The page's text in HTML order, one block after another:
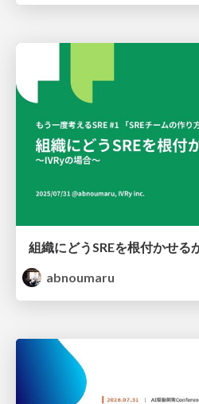
組織にどうSREを根付かせる
abnoumaru